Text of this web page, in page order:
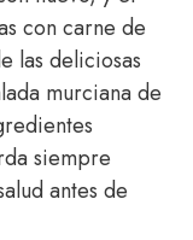
con carne de
las deliciosas
murciana de
siempre
antes de